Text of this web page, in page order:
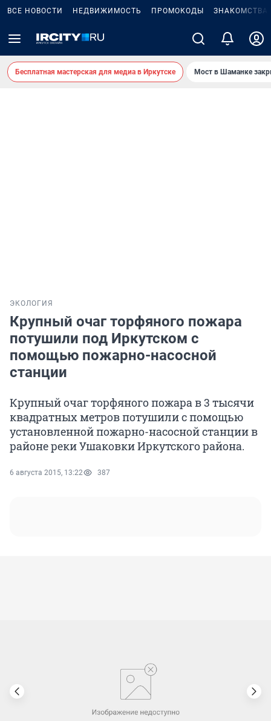
ВСЕ НОВОСТИ НЕДВИЖИМОСТЬ ПРОМОКОДЫ ЗНАКОМСТВА
Бесплатная мастерская для медиа в Иркутске Мост в Шаманке
ЭКОЛОГИЯ
Крупный очаг торфяного пожара
потушили под Иркутском с
помощью пожарно-насосной
станции
Крупный очаг торфяного пожара в 3 тысячи
квадратных метров потушили с помощью
установленной пожарно-насосной станции в
районе реки Ушаковки Иркутского района.
6 августа 2015, 13:22 387